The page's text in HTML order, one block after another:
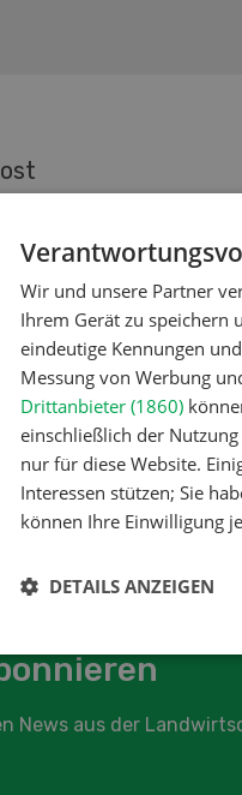
News aus der
Wir und unsere Partner
Ihrem Gerät zu speichern
eindeutige Kennungen
Messung von Werbung
Drittanbieter (1860)
einschließlich der
nur für diese Website.
Interessen stützen; Sie
können Ihre Einwilligung
DETAILS ANZEIGEN